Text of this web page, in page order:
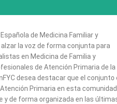
de Medicina Familiar y
la voz de forma conjunta para
en Medicina de Familia y
de Atención Primaria de la
desea destacar que el conjunto
Primaria en esta comunidad
y de forma organizada en las